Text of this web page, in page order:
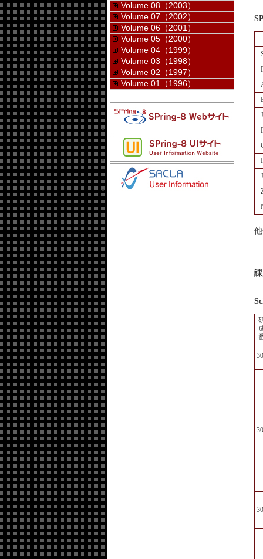
Volume 08（2003）
Volume 07（2002）
Volume 06（2001）
Volume 05（2000）
Volume 04（1999）
Volume 03（1998）
Volume 02（1997）
Volume 01（1996）